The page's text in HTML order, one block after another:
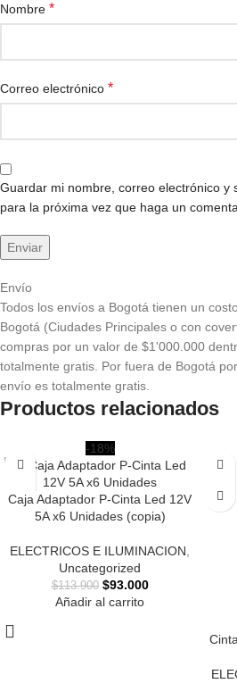
Nombre *
Correo electrónico *
Guardar mi nombre, correo electrónico y
para la próxima vez que haga un
Envío
Todos los envíos a Bogotá tienen un
Bogotá (Ciudades Principales o con
compras por un valor de $1'000.000
totalmente gratis. Por fuera de Bogotá
envío es totalmente gratis.
Productos relacionados
-18%
Caja Adaptador P-Cinta Led 12V
5A x6 Unidades (copia)
ELECTRICOS E ILUMINACION,
Uncategorized
$113.900 $93.000
Añadir al carrito